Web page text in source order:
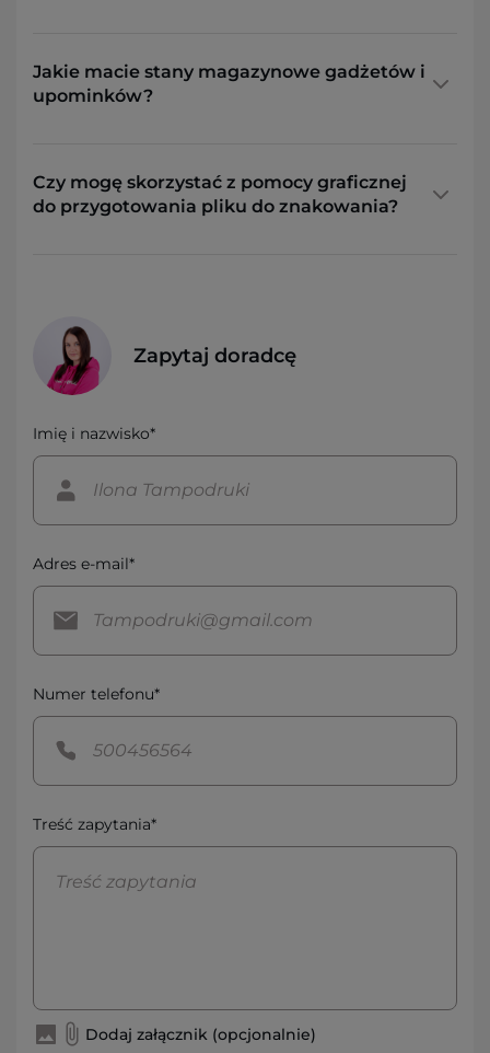
Jakie macie stany magazynowe gadżetów i
upominków?
Czy mogę skorzystać z pomocy graficznej
do przygotowania pliku do znakowania?
Zapytaj doradcę
Imię i nazwisko*
Adres e-mail*
Numer telefonu*
Treść zapytania*
Dodaj załącznik (opcjonalnie)